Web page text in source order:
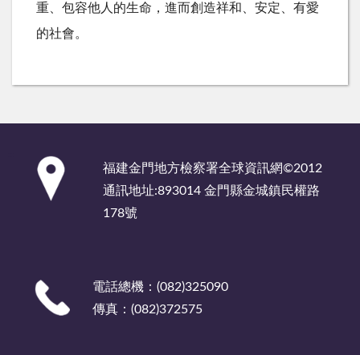
重、包容他人的生命，進而創造祥和、安定、有愛
的社會。
福建金門地方檢察署全球資訊網©2012
通訊地址:893014 金門縣金城鎮民權路
178號
電話總機：(082)325090
傳真：(082)372575